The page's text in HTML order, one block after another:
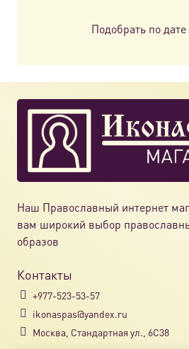
Подобрать по
Наш Православный интернет
вам широкий выбор
образов
Контакты
+977-523-53-57
ikonaspas@yandex.ru
Москва, Стандартная ул., 6С38